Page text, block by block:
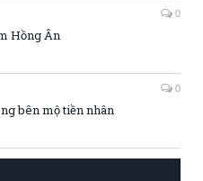
0
Hồng Ân
0
bên mộ tiền nhân